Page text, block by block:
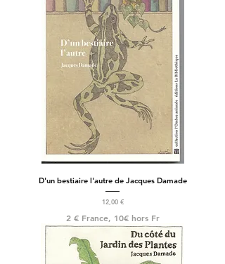
D'un bestiaire l'autre de Jacques Damade
Prix
12,00 €
2 € France, 10€ hors Fr